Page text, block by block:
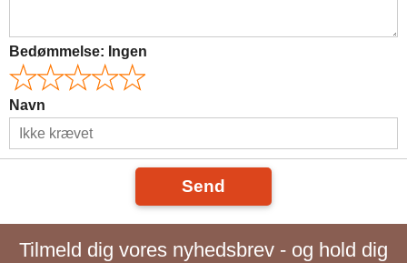
Bedømmelse: Ingen
Navn
Send
Tilmeld dig vores nyhedsbrev - og hold dig